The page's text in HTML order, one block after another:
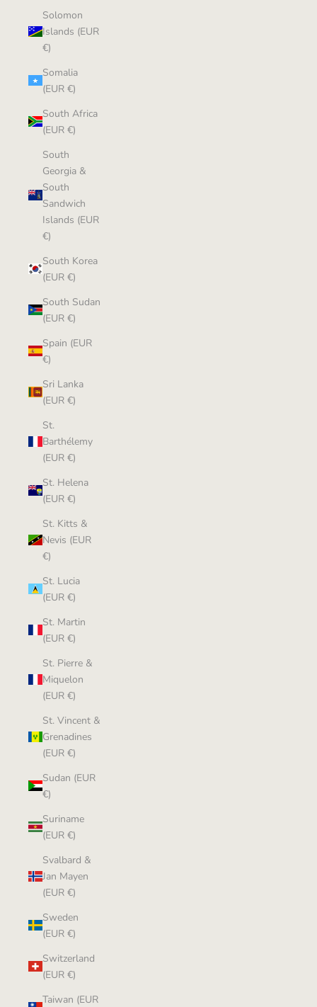
Solomon
Islands (EUR
€)
Somalia
(EUR €)
South Africa
(EUR €)
South
Georgia &
South
Sandwich
Islands (EUR
€)
South Korea
(EUR €)
South Sudan
(EUR €)
Spain (EUR
€)
Sri Lanka
(EUR €)
St.
Barthélemy
(EUR €)
St. Helena
(EUR €)
St. Kitts &
Nevis (EUR
€)
St. Lucia
(EUR €)
St. Martin
(EUR €)
St. Pierre &
Miquelon
(EUR €)
St. Vincent &
Grenadines
(EUR €)
Sudan (EUR
€)
Suriname
(EUR €)
Svalbard &
Jan Mayen
(EUR €)
Sweden
(EUR €)
Switzerland
(EUR €)
Taiwan (EUR